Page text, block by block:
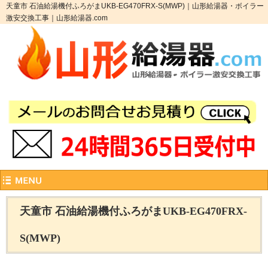
天童市 石油給湯機付ふろがまUKB-EG470FRX-S(MWP)｜山形給湯器・ボイラー
激安交換工事｜山形給湯器.com
天童市 石油給湯機付ふろがまUKB-EG470FRX-
S(MWP)